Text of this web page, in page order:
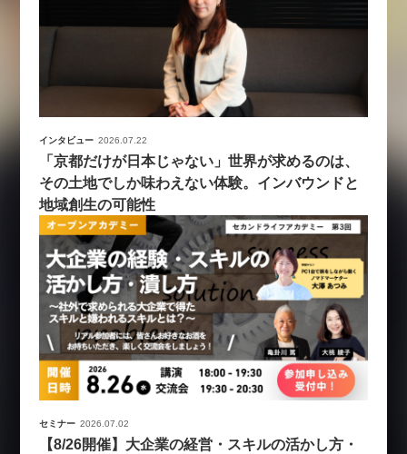
インタビュー 2026.07.22
「京都だけが日本じゃない」世界が求めるのは、
その土地でしか味わえない体験。インバウンドと
地域創生の可能性
セミナー 2026.07.02
【8/26開催】大企業の経営・スキルの活かし方・